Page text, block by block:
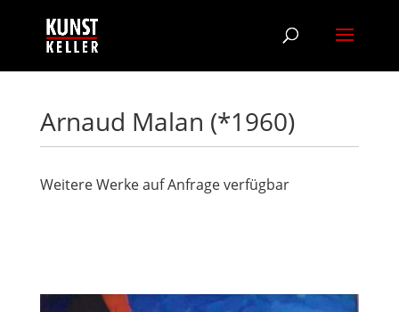
Arnaud Malan (*1960)
Weitere Werke auf Anfrage verfügbar